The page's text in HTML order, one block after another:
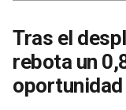
Tras el
rebota un
oportunidad